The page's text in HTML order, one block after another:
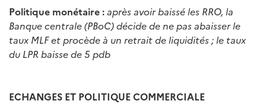
Politique monétaire :après avoir baissé les RRO, la
Banque centrale (PBoC) décide de ne pas abaisser le
taux MLF et procède à un retrait de liquidités ; le taux
du LPR baisse de 5 pdb
ECHANGES ET POLITIQUE COMMERCIALE